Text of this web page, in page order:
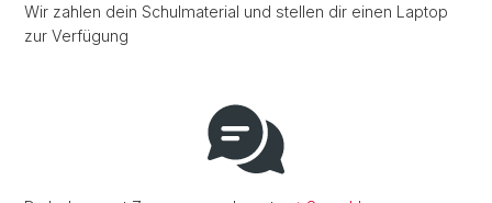
Wir zahlen dein Schulmaterial und stellen dir einen Laptop
zur Verfügung